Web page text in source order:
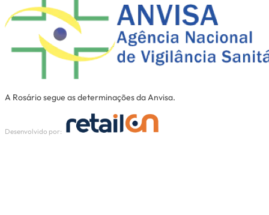
A Rosário segue as determinações da Anvisa.
Desenvolvido por: